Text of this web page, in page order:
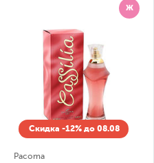
Ж
Скидка -12% до 08.08
Pacoma